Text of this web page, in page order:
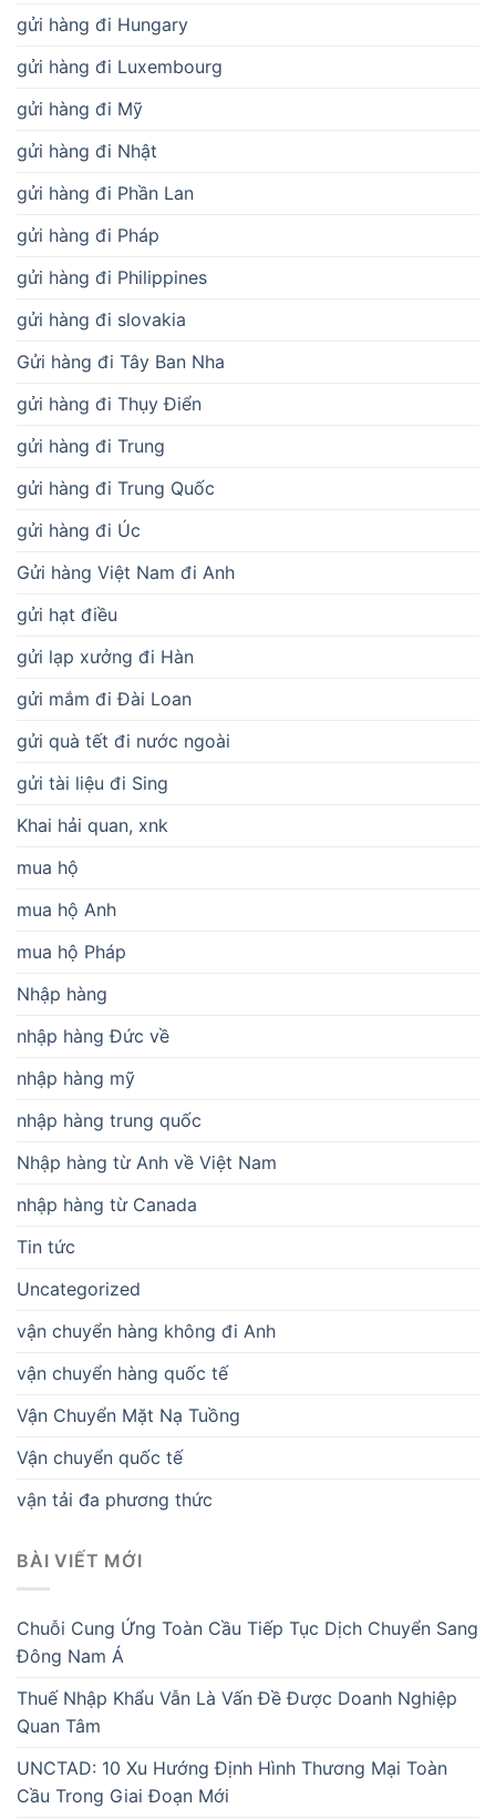
gửi hàng đi Hungary
gửi hàng đi Luxembourg
gửi hàng đi Mỹ
gửi hàng đi Nhật
gửi hàng đi Phần Lan
gửi hàng đi Pháp
gửi hàng đi Philippines
gửi hàng đi slovakia
Gửi hàng đi Tây Ban Nha
gửi hàng đi Thụy Điển
gửi hàng đi Trung
gửi hàng đi Trung Quốc
gửi hàng đi Úc
Gửi hàng Việt Nam đi Anh
gửi hạt điều
gửi lạp xưởng đi Hàn
gửi mắm đi Đài Loan
gửi quà tết đi nước ngoài
gửi tài liệu đi Sing
Khai hải quan, xnk
mua hộ
mua hộ Anh
mua hộ Pháp
Nhập hàng
nhập hàng Đức về
nhập hàng mỹ
nhập hàng trung quốc
Nhập hàng từ Anh về Việt Nam
nhập hàng từ Canada
Tin tức
Uncategorized
vận chuyển hàng không đi Anh
vận chuyển hàng quốc tế
Vận Chuyển Mặt Nạ Tuồng
Vận chuyển quốc tế
vận tải đa phương thức
BÀI VIẾT MỚI
Chuỗi Cung Ứng Toàn Cầu Tiếp Tục Dịch Chuyển Sang
Đông Nam Á
Thuế Nhập Khẩu Vẫn Là Vấn Đề Được Doanh Nghiệp
Quan Tâm
UNCTAD: 10 Xu Hướng Định Hình Thương Mại Toàn
Cầu Trong Giai Đoạn Mới